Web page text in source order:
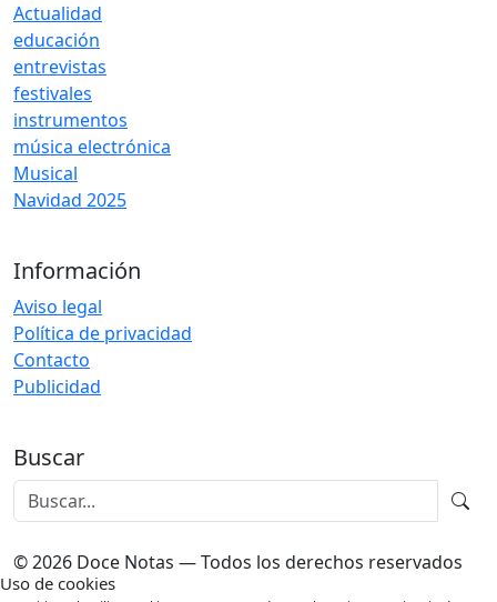
Actualidad
educación
entrevistas
festivales
instrumentos
música electrónica
Musical
Navidad 2025
Información
Aviso legal
Política de privacidad
Contacto
Publicidad
Buscar
© 2026 Doce Notas — Todos los derechos reservados
Uso de cookies